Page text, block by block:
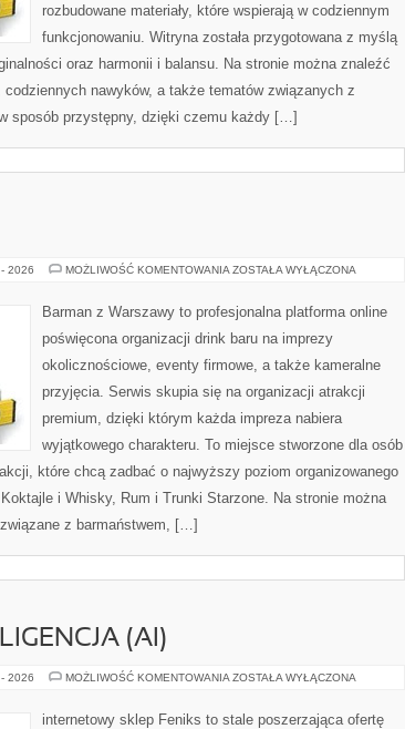
rozbudowane materiały, które wspierają w codziennym
funkcjonowaniu. Witryna została przygotowana z myślą
oraz harmonii i balansu. Na stronie można znaleźć
nawyków, a także tematów związanych z
sposób przystępny, dzięki czemu każdy […]
2026 MOŻLIWOŚĆ KOMENTOWANIA DRINKI
ZOSTAŁA WYŁĄCZONA
Barman z Warszawy to profesjonalna platforma online
poświęcona organizacji drink baru na imprezy
okolicznościowe, eventy firmowe, a także kameralne
przyjęcia. Serwis skupia się na organizacji atrakcji
premium, dzięki którym każda impreza nabiera
wyjątkowego charakteru. To miejsce stworzone dla osób
które chcą zadbać o najwyższy poziom organizowanego
i Whisky, Rum i Trunki Starzone. Na stronie można
z barmaństwem, […]
(AI)
2026 MOŻLIWOŚĆ KOMENTOWANIA SZTUCZNA
ZOSTAŁA WYŁĄCZONA
internetowy sklep Feniks to stale poszerzająca ofertę